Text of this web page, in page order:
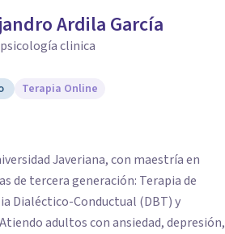
Ardila García
clinica
Terapia Online
Javeriana, con maestría en
de tercera generación: Terapia de
Dialéctico-Conductual (DBT) y
adultos con ansiedad, depresión,